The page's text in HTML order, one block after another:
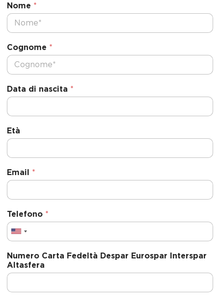
Nome *
Cognome *
Data di nascita *
Età
Email *
Telefono *
U
i
t
d
Numero Carta Fedeltà Despar Eurospar Interspar
Altasfera